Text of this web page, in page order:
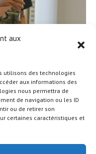
aux
utilisons des technologies
aux informations des
nous permettra de
de navigation ou les ID
ou de retirer son
certaines caractéristiques et
THEME BY NICK